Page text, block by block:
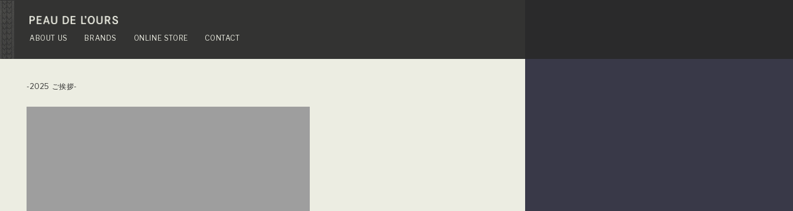
ABOUT US BRANDS ONLINE STORE CONTACT
-2025 ご挨拶-